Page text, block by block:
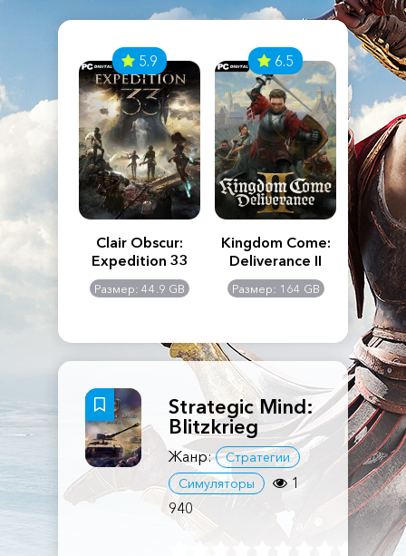
Creed
5.9
Clair Obscur:
Expedition 33
Размер: 44.9 GB
6.5
Kingdom Come:
Deliverance II
Размер: 164 GB
The
Strategic Mind:
Blitzkrieg
Жанр:
Стратегии
Симуляторы
1
940